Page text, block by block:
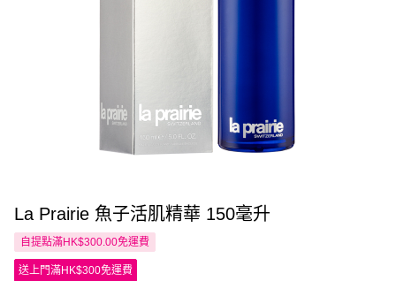
La Prairie 魚子活肌精華 150毫升
自提點滿HK$300.00免運費
送上門滿HK$300免運費